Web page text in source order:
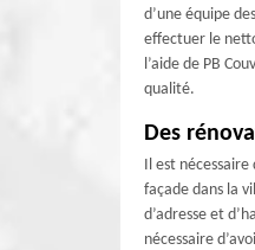
d’une équipe
effectuer le
l’aide de PB
qualité.
Des
Il est
façade dans la
d’adresse et
nécessaire